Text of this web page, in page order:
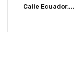
Calle Ecuador,...